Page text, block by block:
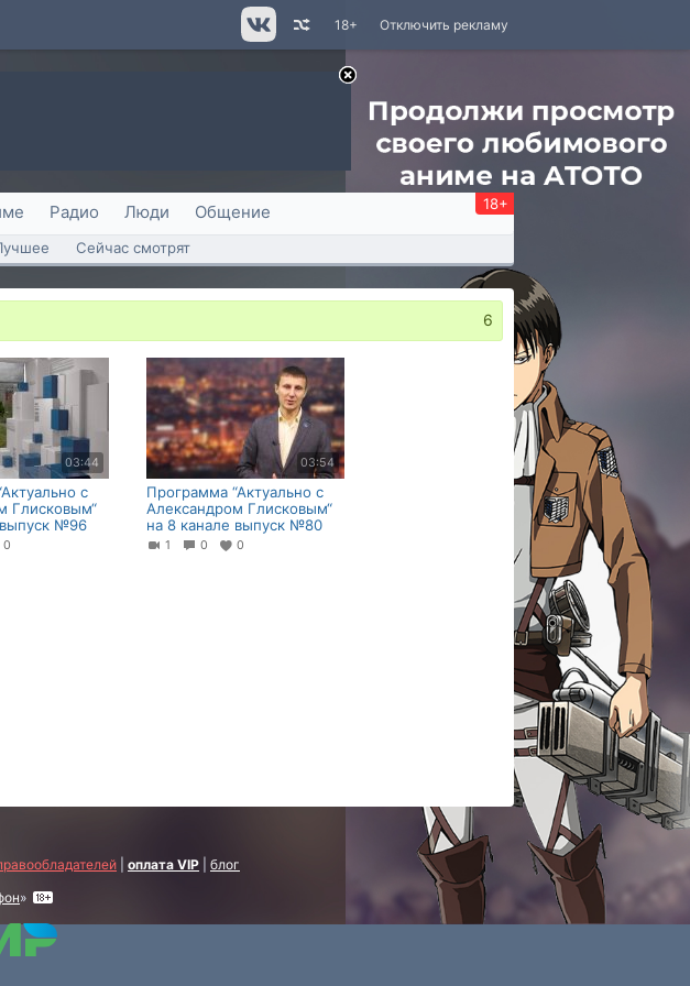
Отключить рекламу
18+
Радио Люди Общение 18+
Сейчас смотрят
6
03:44
с
Глисковым“
№96
0
03:54
Программа “Актуально с
Александром Глисковым“
на 8 канале выпуск №80
1 0 0
оплата VIP
блог
»